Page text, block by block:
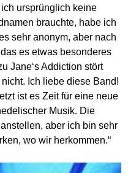
ursprünglich keine
brauchte, habe ich
sehr anonym, aber nach
es etwas besonderes
Jane‘s Addiction stört
Ich liebe diese Band!
ist es Zeit für eine neue
Musik. Die
aber ich bin sehr
wo wir herkommen.“